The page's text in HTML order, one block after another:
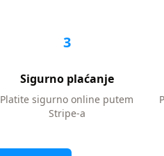
3
Sigurno plaćanje
Platite sigurno online putem
Stripe-a